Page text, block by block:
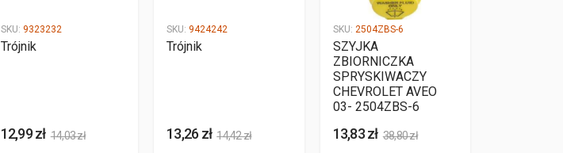
SKU: 9323232
Trójnik
12,99 zł 14,03 zł
SKU: 9424242
Trójnik
13,26 zł 14,42 zł
SKU: 2504ZBS-6
SZYJKA
ZBIORNICZKA
SPRYSKIWACZY
CHEVROLET AVEO
03- 2504ZBS-6
13,83 zł 38,80 zł